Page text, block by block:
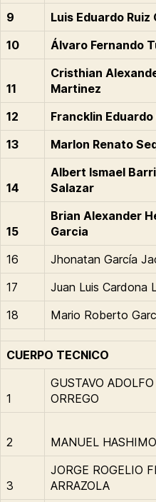
9 Luis Eduardo Ruiz
10
Álvaro Fernando
11
Cristhian
Martinez
12
Francklin Eduardo
13
Marlon Renato
14
Albert Ismael
Salazar
15
Brian Alexander
Garcia
16
Jhonatan García
17
Juan Luis Cardona
18
Mario Roberto
CUERPO TECNICO
1
GUSTAVO
ORREGO
2 MANUEL
3
JORGE ROGELIO
ARRAZOLA